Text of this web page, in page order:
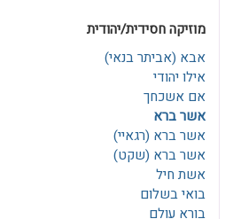
מוזיקה חסידית/יהודית
אבא (אביתר בנאי)
אילו יהודי
אם אשכחך
אשר ברא
אשר ברא (רגאיי)
אשר ברא (שקט)
אשת חיל
בואי בשלום
בורא עולם